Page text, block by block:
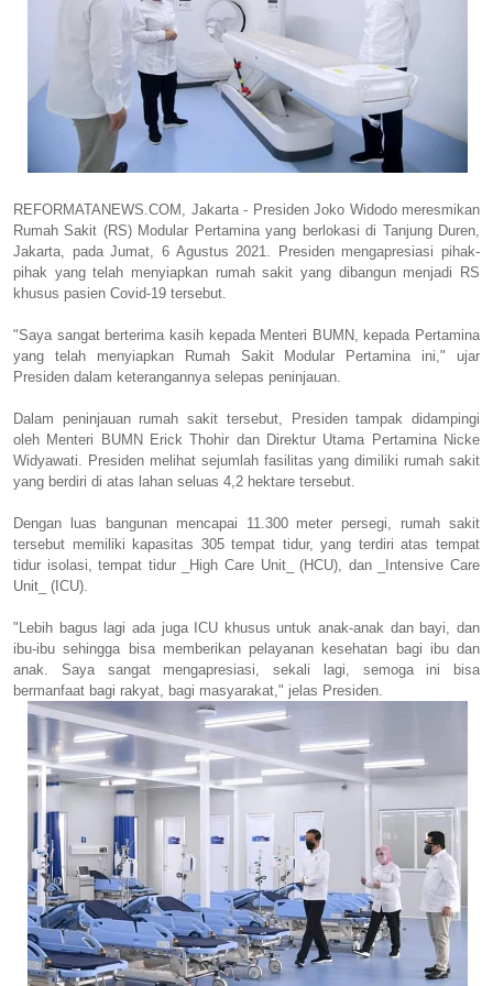
REFORMATANEWS.COM, Jakarta - Presiden Joko Widodo meresmikan
Rumah Sakit (RS) Modular Pertamina yang berlokasi di Tanjung Duren,
Jakarta, pada Jumat, 6 Agustus 2021. Presiden mengapresiasi pihak-
pihak yang telah menyiapkan rumah sakit yang dibangun menjadi RS
khusus pasien Covid-19 tersebut.
"Saya sangat berterima kasih kepada Menteri BUMN, kepada Pertamina
yang telah menyiapkan Rumah Sakit Modular Pertamina ini," ujar
Presiden dalam keterangannya selepas peninjauan.
Dalam peninjauan rumah sakit tersebut, Presiden tampak didampingi
oleh Menteri BUMN Erick Thohir dan Direktur Utama Pertamina Nicke
Widyawati. Presiden melihat sejumlah fasilitas yang dimiliki rumah sakit
yang berdiri di atas lahan seluas 4,2 hektare tersebut.
Dengan luas bangunan mencapai 11.300 meter persegi, rumah sakit
tersebut memiliki kapasitas 305 tempat tidur, yang terdiri atas tempat
tidur isolasi, tempat tidur _High Care Unit_ (HCU), dan _Intensive Care
Unit_ (ICU).
"Lebih bagus lagi ada juga ICU khusus untuk anak-anak dan bayi, dan
ibu-ibu sehingga bisa memberikan pelayanan kesehatan bagi ibu dan
anak. Saya sangat mengapresiasi, sekali lagi, semoga ini bisa
bermanfaat bagi rakyat, bagi masyarakat," jelas Presiden.